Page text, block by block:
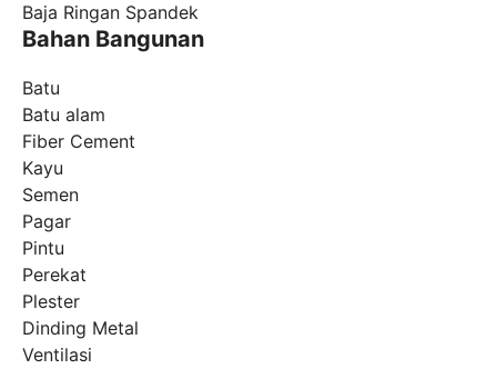
Baja Ringan Spandek
Bahan Bangunan
Batu
Batu alam
Fiber Cement
Kayu
Semen
Pagar
Pintu
Perekat
Plester
Dinding Metal
Ventilasi